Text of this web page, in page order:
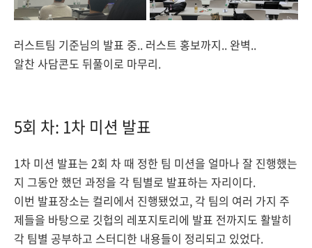
러스트팀 기준님의 발표 중.. 러스트 홍보까지.. 완벽..
알찬 사담콘도 뒤풀이로 마무리.
5회 차: 1차 미션 발표
1차 미션 발표는 2회 차 때 정한 팀 미션을 얼마나 잘 진행했는
지 그동안 했던 과정을 각 팀별로 발표하는 자리이다.
이번 발표장소는 컬리에서 진행됐었고, 각 팀의 여러 가지 주
제들을 바탕으로 깃헙의 레포지토리에 발표 전까지도 활발히
각 팀별 공부하고 스터디한 내용들이 정리되고 있었다.